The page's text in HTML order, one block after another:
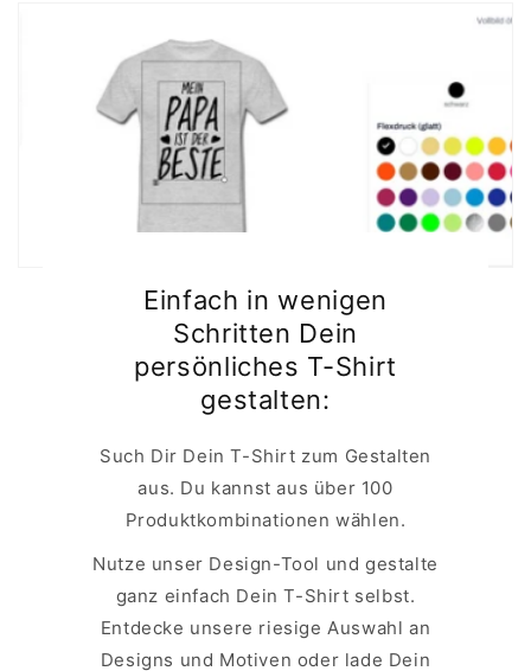
Einfach in wenigen
Schritten Dein
persönliches T-Shirt
gestalten:
Such Dir Dein T-Shirt zum Gestalten
aus. Du kannst aus über 100
Produktkombinationen wählen.
Nutze unser Design-Tool und gestalte
ganz einfach Dein T-Shirt selbst.
Entdecke unsere riesige Auswahl an
Designs und Motiven oder lade Dein